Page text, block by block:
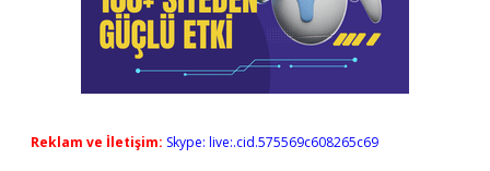
Reklam ve İletişim: Skype: live:.cid.575569c608265c69